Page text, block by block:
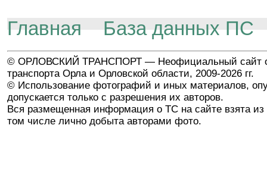
Главная
База данных ПС
© ОРЛОВСКИЙ ТРАНСПОРТ — Неофициальный сайт
транспорта Орла и Орловской области, 2009-2026 гг.
© Использование фотографий и иных материалов,
допускается только с разрешения их авторов.
Вся размещенная информация о ТС на сайте взята из
том числе лично добыта авторами фото.